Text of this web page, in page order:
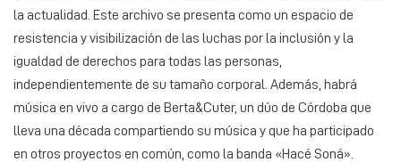
la actualidad. Este archivo se presenta como un espacio de
resistencia y visibilización de las luchas por la inclusión y la
igualdad de derechos para todas las personas,
independientemente de su tamaño corporal. Además, habrá
música en vivo a cargo de Berta&Cuter, un dúo de Córdoba que
lleva una década compartiendo su música y que ha participado
en otros proyectos en común, como la banda «Hacé Soná».